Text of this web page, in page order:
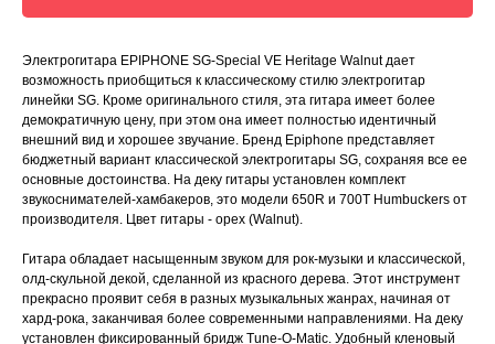
Электрогитара EPIPHONE SG-Special VE Heritage Walnut дает
возможность приобщиться к классическому стилю электрогитар
линейки SG. Кроме оригинального стиля, эта гитара имеет более
демократичную цену, при этом она имеет полностью идентичный
внешний вид и хорошее звучание. Бренд Epiphone представляет
бюджетный вариант классической электрогитары SG, сохраняя все ее
основные достоинства. На деку гитары установлен комплект
звукоснимателей-хамбакеров, это модели 650R и 700T Humbuckers от
производителя. Цвет гитары - орех (Walnut).
Гитара обладает насыщенным звуком для рок-музыки и классической,
олд-скульной декой, сделанной из красного дерева. Этот инструмент
прекрасно проявит себя в разных музыкальных жанрах, начиная от
хард-рока, заканчивая более современными направлениями. На деку
установлен фиксированный бридж Tune-O-Matic. Удобный кленовый